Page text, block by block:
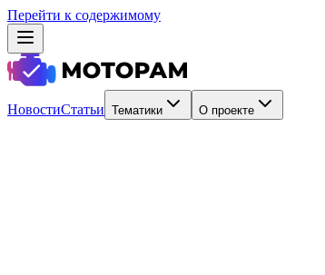
Перейти к содержимому
НовостиСтатьи Тематики О проекте